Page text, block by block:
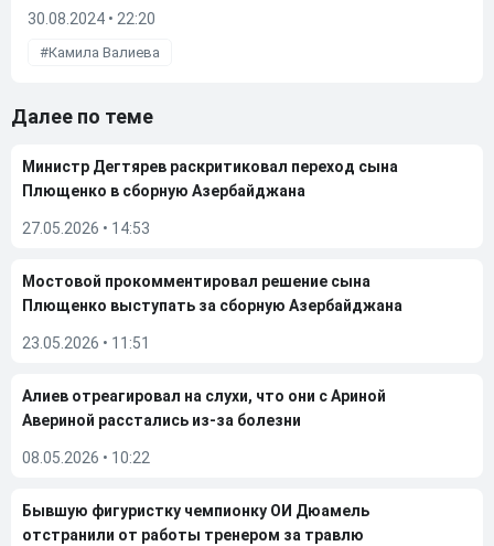
30.08.2024 • 22:20
Камила Валиева
Далее по теме
Министр Дегтярев раскритиковал переход сына
Плющенко в сборную Азербайджана
27.05.2026 • 14:53
Мостовой прокомментировал решение сына
Плющенко выступать за сборную Азербайджана
23.05.2026 • 11:51
Алиев отреагировал на слухи, что они с Ариной
Авериной расстались из-за болезни
08.05.2026 • 10:22
Бывшую фигуристку чемпионку ОИ Дюамель
отстранили от работы тренером за травлю